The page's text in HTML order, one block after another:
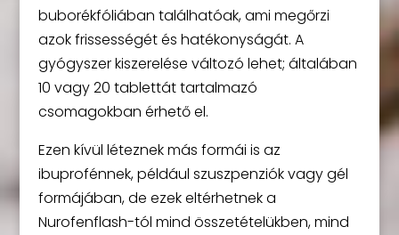
buborékfóliában találhatóak, ami megőrzi
azok frissességét és hatékonyságát. A
gyógyszer kiszerelése változó lehet; általában
10 vagy 20 tablettát tartalmazó
csomagokban érhető el.
Ezen kívül léteznek más formái is az
ibuprofénnek, például szuszpenziók vagy gél
formájában, de ezek eltérhetnek a
Nurofenflash-tól mind összetételükben, mind